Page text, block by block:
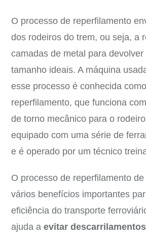
O processo de reperfilamento
dos rodeiros do trem, ou seja, a
camadas de metal para
tamanho ideais. A máquina
esse processo é conhecida
reperfilamento, que funciona
de torno mecânico para o
equipado com uma série de
e é operado por um técnico
O processo de reperfilamento
vários benefícios importantes
eficiência do transporte
ajuda a evitar descarrilamentos